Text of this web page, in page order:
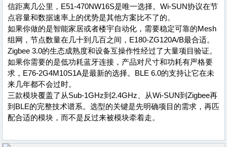
信距离几公里，E51-470NW16S是唯一选择。Wi-SUN协议在节
点容量和数据速率上的优势是其他方案比不了的。
如果你做的是智能家居或者楼宇自动化，需要稳定可靠的Mesh
组网，节点数量在几十到几百之间，E180-ZG120A/B最合适。
Zigbee 3.0的生态成熟度和设备互操作性经过了大量项目验证。
如果你需要的是低功耗蓝牙连接，产品对尺寸和功耗有严格要
求，E76-2G4M10S1A是最新的选择。BLE 6.0的支持让它在未
来几年都不会过时。
三款模块覆盖了从Sub-1GHz到2.4GHz、从Wi-SUN到Zigbee再
到BLE的完整技术谱系。选型的关键是先明确项目的需求，再匹
配合适的模块，而不是反过来被模块牵着走。